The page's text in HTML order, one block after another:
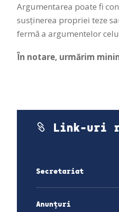
Argumentarea poate fi
susţinerea propriei teze
fermă a argumentelor
În notare, urmărim
Link-uri
Secretariat
Anunțuri